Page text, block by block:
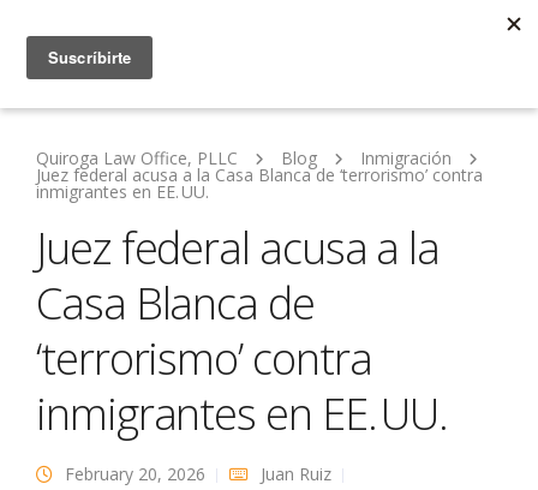
Quiroga Law Office, PLLC Blog Inmigración
Juez federal acusa a la Casa Blanca de ‘terrorismo’ contra
inmigrantes en EE. UU.
Juez federal acusa a la
Casa Blanca de
‘terrorismo’ contra
inmigrantes en EE. UU.
February 20, 2026
Juan Ruiz